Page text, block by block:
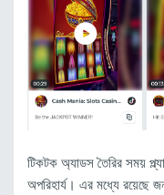
টিকটক অ্যাডস তৈরির সময়
অপরিহার্য। এর মধ্যে রয়েছে